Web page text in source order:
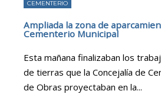
CEMENTERIO
Ampliada la zona de
Cementerio Municipal
Esta mañana finalizaban los
de tierras que la Concejalía de
de Obras proyectaban en la...